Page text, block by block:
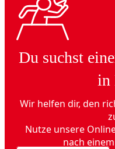
Du suchst
in
Wir helfen dir, den
Nutze unsere
nach